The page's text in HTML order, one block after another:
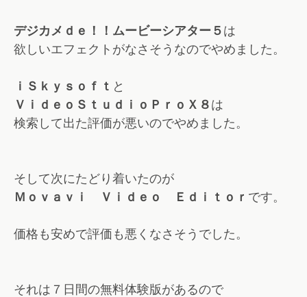
デジカメｄｅ！！ムービーシアター５は
欲しいエフェクトがなさそうなのでやめました。
ｉＳｋｙｓｏｆｔ と
ＶｉｄｅｏＳｔｕｄｉｏＰｒｏＸ８は
検索して出た評価が悪いのでやめました。
そして次にたどり着いたのが
Ｍｏｖａｖｉ Ｖｉｄｅｏ Ｅｄｉｔｏｒ です。
価格も安めで評価も悪くなさそうでした。
それは７日間の無料体験版があるので